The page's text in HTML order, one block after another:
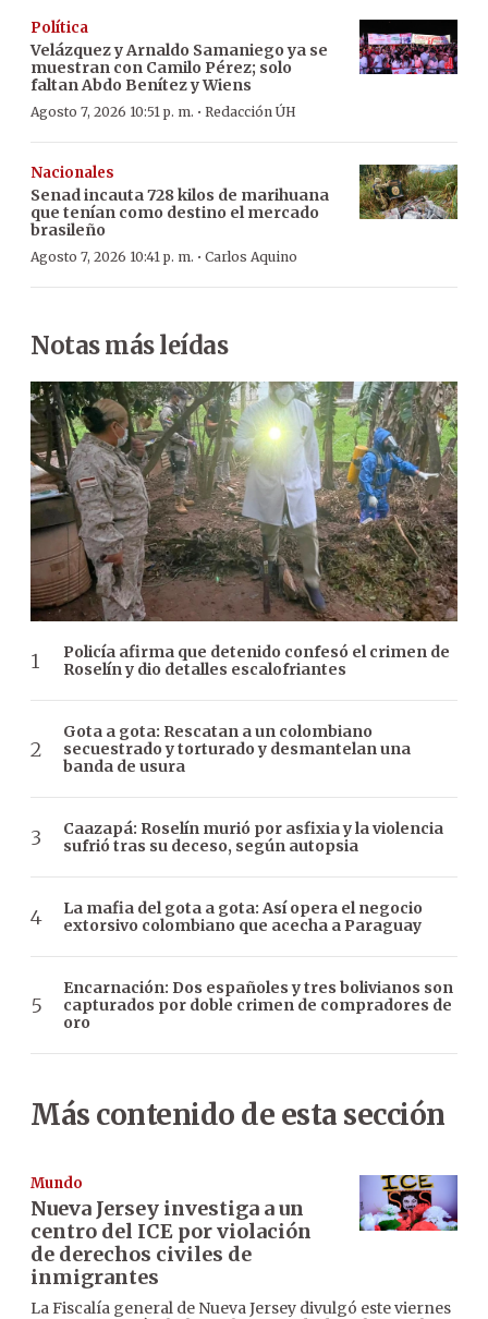
Política
Velázquez y Arnaldo Samaniego ya se
muestran con Camilo Pérez; solo
faltan Abdo Benítez y Wiens
Agosto 7, 2026 10:51 p. m. · Redacción ÚH
Nacionales
Senad incauta 728 kilos de marihuana
que tenían como destino el mercado
brasileño
Agosto 7, 2026 10:41 p. m. · Carlos Aquino
Notas más leídas
Policía afirma que detenido confesó el crimen de
Roselín y dio detalles escalofriantes
Gota a gota: Rescatan a un colombiano
secuestrado y torturado y desmantelan una
banda de usura
Caazapá: Roselín murió por asfixia y la violencia
sufrió tras su deceso, según autopsia
La mafia del gota a gota: Así opera el negocio
extorsivo colombiano que acecha a Paraguay
Encarnación: Dos españoles y tres bolivianos son
capturados por doble crimen de compradores de
oro
Más contenido de esta sección
Mundo
Nueva Jersey investiga a un
centro del ICE por violación
de derechos civiles de
inmigrantes
La Fiscalía general de Nueva Jersey divulgó este viernes